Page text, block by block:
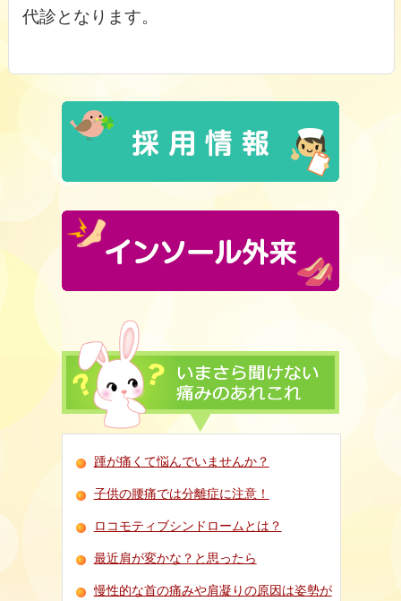
代診となります。
踵が痛くて悩んでいませんか？
子供の腰痛では分離症に注意！
ロコモティブシンドロームとは？
最近肩が変かな？と思ったら
慢性的な首の痛みや肩凝りの原因は姿勢が